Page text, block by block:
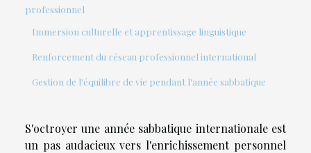
professionnel
Immersion culturelle et apprentissage linguistique
Renforcement du réseau professionnel international
Gestion de l'équilibre de vie pendant l'année sabbatique
S'octroyer une année sabbatique internationale est
un pas audacieux vers l'enrichissement personnel